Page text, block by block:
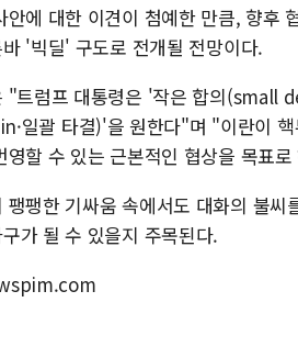
안에 대한 이견이 첨예한 만큼, 향후
'빅딜' 구도로 전개될 전망이다.
"트럼프 대통령은 '작은 합의(small
일괄 타결)'을 원한다"며 "이란이
영할 수 있는 근본적인 협상을 목표
팽팽한 기싸움 속에서도 대화의 불
가 될 수 있을지 주목된다.